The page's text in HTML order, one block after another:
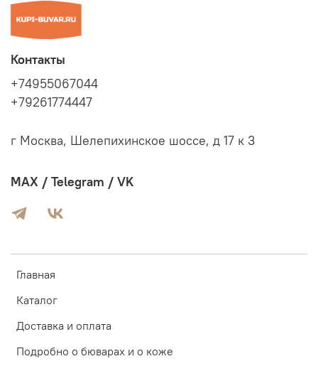
Главная
Каталог
Доставка и оплата
Подробно о бюварах и о коже
Контакты
+74955067044
+79261774447
г Москва, Шелепихинское шоссе, д 17 к 3
MAX / Telegram / VK